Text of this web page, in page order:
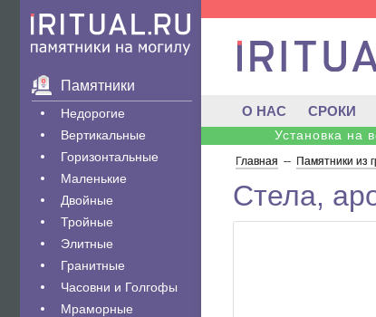
Памятники
Недорогие
Вертикальные
Горизонтальные
Маленькие
Двойные
Тройные
Элитные
Гранитные
Часовни и Голгофы
Мраморные
О НАС СРОКИ
Установка на
Главная -- Памятники из
Стела,